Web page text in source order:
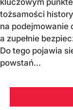
kluczowym
tożsamości
na podejmowanie
a zupełnie
Do tego pojawia
powstań...